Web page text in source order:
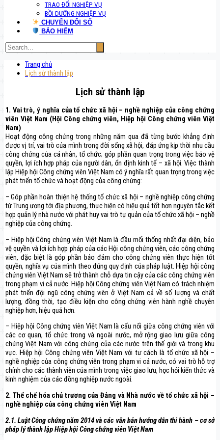
TRAO ĐỔI NGHIỆP VỤ
BỒI DƯỠNG NGHIỆP VỤ
CHUYỂN ĐỔI SỐ
BẢO HIỂM
Trang chủ
Lịch sử thành lập
Lịch sử thành lập
1. Vai trò, ý nghĩa của tổ chức xã hội – nghề nghiệp của công chứng
viên Việt Nam (Hội Công chứng viên, Hiệp hội Công chứng viên Việt
Nam)
Hoạt động công chứng trong những năm qua đã từng bước khẳng định
được vị trí, vai trò của mình trong đời sống xã hội, đáp ứng kịp thời nhu cầu
công chứng của cá nhân, tổ chức; góp phần quan trọng trong việc bảo vệ
quyền, lợi ích hợp pháp của người dân, ổn định kinh tế – xã hội. Việc thành
lập Hiệp hội Công chứng viên Việt Nam có ý nghĩa rất quan trọng trong việc
phát triển tổ chức và hoạt động của công chứng:
– Góp phần hoàn thiện hệ thống tổ chức xã hội – nghề nghiệp công chứng
từ Trung ương tới địa phương, thực hiện có hiệu quả tốt hơn nguyên tắc kết
hợp quản lý nhà nước với phát huy vai trò tự quản của tổ chức xã hội – nghề
nghiệp của công chứng.
– Hiệp hội Công chứng viên Việt Nam là đầu mối thống nhất đại diện, bảo
vệ quyền và lợi ích hợp pháp của các Hội công chứng viên, các công chứng
viên, đặc biệt là góp phần bảo đảm cho công chứng viên thực hiện tốt
quyền, nghĩa vụ của mình theo đúng quy định của pháp luật. Hiệp hội công
chứng viên Việt Nam sẽ trở thành chỗ dựa tin cậy của các công chứng viên
trong phạm vi cả nước. Hiệp hội Công chứng viên Việt Nam có trách nhiệm
phát triển đội ngũ công chứng viên ở Việt Nam cả về số lượng và chất
lượng, đồng thời, tạo điều kiện cho công chứng viên hành nghề chuyên
nghiệp hơn, hiệu quả hơn.
– Hiệp hội Công chứng viên Việt Nam là cấu nối giữa công chứng viên với
các cơ quan, tổ chức trong và ngoài nước, mở rộng giao lưu giữa công
chứng Việt Nam với công chứng của các nước trên thế giới và trong khu
vực. Hiệp hội Công chứng viên Việt Nam với tư cách là tổ chức xã hội –
nghề nghiệp của công chứng viên trong phạm vi cả nước, có vai trò hỗ trợ
chính cho các thành viên của mình trong việc giao lưu, học hỏi kiến thức và
kinh nghiệm của các đồng nghiệp nước ngoài.
2. Thể chế hóa chủ trương của Đảng và Nhà nước về tổ chức xã hội –
nghề nghiệp của công chứng viên Việt Nam
2.1. Luật Công chứng năm 2014 và các văn bản hướng dẫn thi hành – cơ sở
pháp lý thành lập Hiệp hội Công chứng viên Việt Nam